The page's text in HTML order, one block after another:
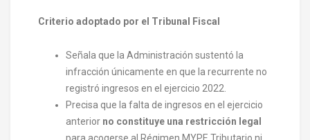
Criterio adoptado por el Tribunal Fiscal
Señala que la Administración sustentó la
infracción únicamente en que la recurrente no
registró ingresos en el ejercicio 2022.
Precisa que la falta de ingresos en el ejercicio
anterior no constituye una restricción legal
para acogerse al Régimen MYPE Tributario ni